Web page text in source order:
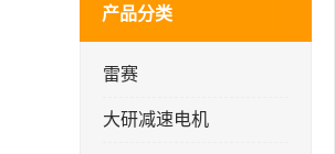
产品分类
雷赛
大研减速电机